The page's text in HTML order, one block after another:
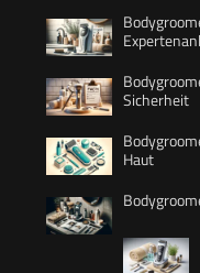
Sicherheit
Haut